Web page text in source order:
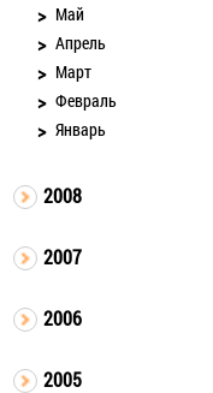
Май
Апрель
Март
Февраль
Январь
2008
2007
2006
2005